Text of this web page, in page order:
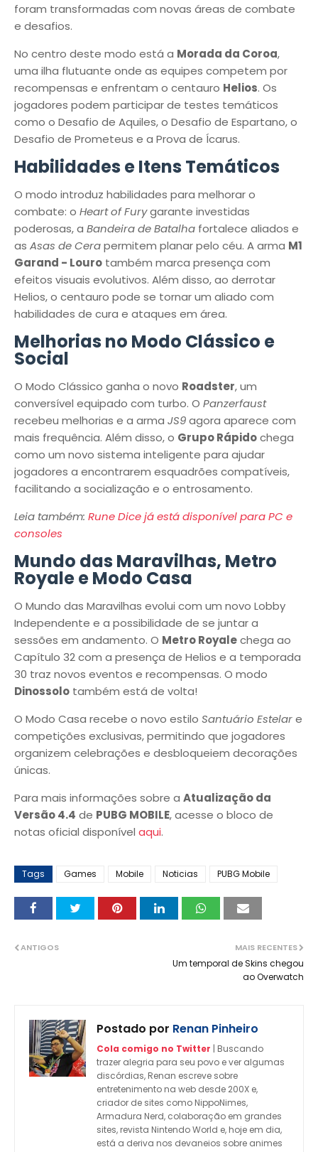
foram transformadas com novas áreas de combate
e desafios.
No centro deste modo está a Morada da Coroa,
uma ilha flutuante onde as equipes competem por
recompensas e enfrentam o centauro Helios. Os
jogadores podem participar de testes temáticos
como o Desafio de Aquiles, o Desafio de Espartano, o
Desafio de Prometeus e a Prova de Ícarus.
Habilidades e Itens Temáticos
O modo introduz habilidades para melhorar o
combate: o Heart of Furygarante investidas
poderosas, a Bandeira de Batalha fortalece aliados e
as Asas de Cerapermitem planar pelo céu. A arma M1
Garand - Louro também marca presença com
efeitos visuais evolutivos. Além disso, ao derrotar
Helios, o centauro pode se tornar um aliado com
habilidades de cura e ataques em área.
Melhorias no Modo Clássico e
Social
O Modo Clássico ganha o novo Roadster, um
conversível equipado com turbo. O Panzerfaust
recebeu melhorias e a arma JS9agora aparece com
mais frequência. Além disso, o Grupo Rápidochega
como um novo sistema inteligente para ajudar
jogadores a encontrarem esquadrões compatíveis,
facilitando a socialização e o entrosamento.
Leia também: Rune Dice já está disponível para PC e
consoles
Mundo das Maravilhas, Metro
Royale e Modo Casa
O Mundo das Maravilhas evolui com um novo Lobby
Independente e a possibilidade de se juntar a
sessões em andamento. O Metro Royalechega ao
Capítulo 32 com a presença de Helios e a temporada
30 traz novos eventos e recompensas. O modo
Dinossolo também está de volta!
O Modo Casa recebe o novo estilo Santuário Estelare
competições exclusivas, permitindo que jogadores
organizem celebrações e desbloqueiem decorações
únicas.
Para mais informações sobre a Atualização da
Versão 4.4 de PUBG MOBILE, acesse o bloco de
notas oficial disponível aqui.
Tags Games Mobile Noticias PUBG Mobile
MAIS RECENTES
Um temporal de Skins chegou
ao Overwatch
ANTIGOS
Postado por Renan Pinheiro
Cola comigo no Twitter | Buscando
trazer alegria para seu povo e ver algumas
discórdias, Renan escreve sobre
entretenimento na web desde 200X e,
criador de sites como NippoNimes,
Armadura Nerd, colaboração em grandes
sites, revista Nintendo World e, hoje em dia,
está a deriva nos devaneios sobre animes